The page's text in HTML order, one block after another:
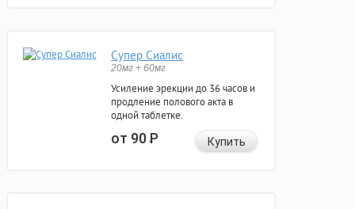
Супер Сиалис
20мг + 60мг
Усиление эрекции до 36 часов и
продление полового акта в
одной таблетке.
от 90Р Купить